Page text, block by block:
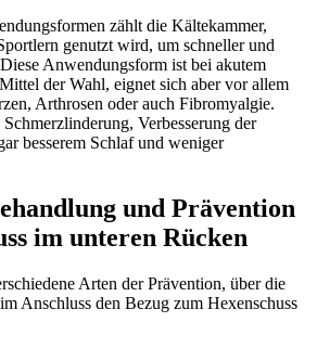
zählt die Kältekammer,
genutzt wird, um schneller und
Anwendungsform ist bei akutem
der Wahl, eignet sich aber vor allem
Arthrosen oder auch Fibromyalgie.
Verbesserung der
besserem Schlaf und weniger
und Prävention
im unteren Rücken
Arten der Prävention, über die
Anschluss den Bezug zum Hexenschuss